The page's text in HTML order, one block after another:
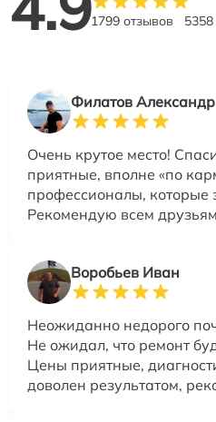
1799 отзывов
Филатов Александр
Очень крутое место!
приятные, вполне «по
профессионалы, которые
Рекомендую всем
Воробьев Иван
Неожиданно недорого
Не ожидал, что ремонт
Цены приятные,
доволен результатом,